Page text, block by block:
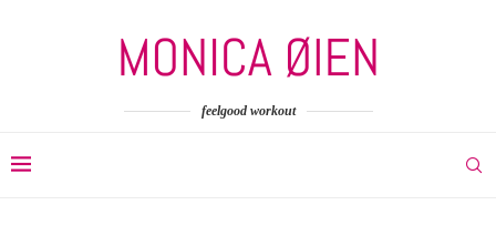
feelgood workout